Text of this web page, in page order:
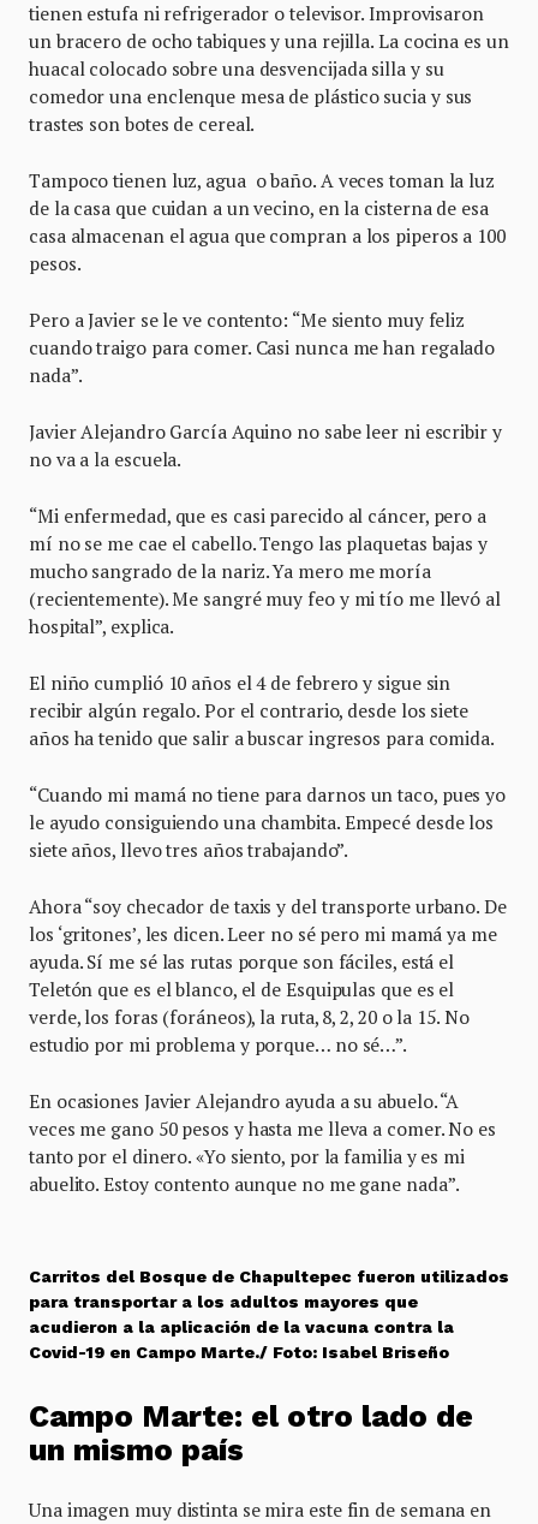
tienen estufa ni refrigerador o televisor. Improvisaron
un bracero de ocho tabiques y una rejilla. La cocina es un
huacal colocado sobre una desvencijada silla y su
comedor una enclenque mesa de plástico sucia y sus
trastes son botes de cereal.
Tampoco tienen luz, agua o baño. A veces toman la luz
de la casa que cuidan a un vecino, en la cisterna de esa
casa almacenan el agua que compran a los piperos a 100
pesos.
Pero a Javier se le ve contento: “Me siento muy feliz
cuando traigo para comer. Casi nunca me han regalado
nada”.
Javier Alejandro García Aquino no sabe leer ni escribir y
no va a la escuela.
“Mi enfermedad, que es casi parecido al cáncer, pero a
mí no se me cae el cabello. Tengo las plaquetas bajas y
mucho sangrado de la nariz. Ya mero me moría
(recientemente). Me sangré muy feo y mi tío me llevó al
hospital”, explica.
El niño cumplió 10 años el 4 de febrero y sigue sin
recibir algún regalo. Por el contrario, desde los siete
años ha tenido que salir a buscar ingresos para comida.
“Cuando mi mamá no tiene para darnos un taco, pues yo
le ayudo consiguiendo una chambita. Empecé desde los
siete años, llevo tres años trabajando”.
Ahora “soy checador de taxis y del transporte urbano. De
los ‘gritones’, les dicen. Leer no sé pero mi mamá ya me
ayuda. Sí me sé las rutas porque son fáciles, está el
Teletón que es el blanco, el de Esquipulas que es el
verde, los foras (foráneos), la ruta, 8, 2, 20 o la 15. No
estudio por mi problema y porque… no sé…”.
En ocasiones Javier Alejandro ayuda a su abuelo. “A
veces me gano 50 pesos y hasta me lleva a comer. No es
tanto por el dinero. «Yo siento, por la familia y es mi
abuelito. Estoy contento aunque no me gane nada”.
Carritos del Bosque de Chapultepec fueron utilizados
para transportar a los adultos mayores que
acudieron a la aplicación de la vacuna contra la
Covid-19 en Campo Marte./ Foto: Isabel Briseño
Campo Marte: el otro lado de
un mismo país
Una imagen muy distinta se mira este fin de semana en